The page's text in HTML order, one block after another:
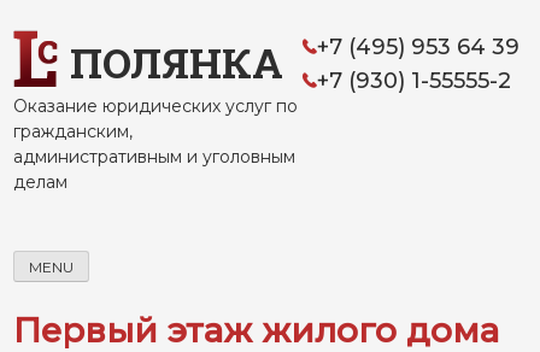
to
contentПОЛЯНКА
Оказание юридических услуг по
гражданским,
административным и уголовным
делам
+7 (495) 953 64 39
+7 (930) 1-55555-2
MENU
Первый этаж жилого дома